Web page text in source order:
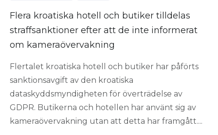
Flera kroatiska hotell och butiker tilldelas
straffsanktioner efter att de inte informerat
om kameraövervakning
Flertalet kroatiska hotell och butiker har påförts
sanktionsavgift av den kroatiska
dataskyddsmyndigheten för överträdelse av
GDPR. Butikerna och hotellen har använt sig av
kameraövervakning utan att detta har framgått....